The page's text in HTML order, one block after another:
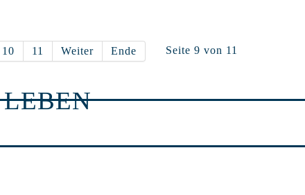
Seite 9 von 11
10 11 Weiter Ende